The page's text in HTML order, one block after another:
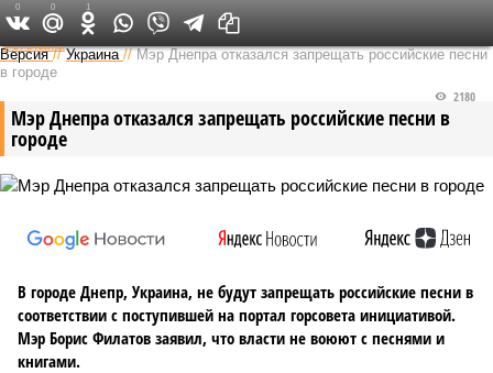
Федеральный выпуск
Версия //Украина //Мэр Днепра отказался запрещать российские песни
в городе
Мэр Днепра отказался запрещать российские песни в
городе
2180
В городе Днепр, Украина, не будут запрещать российские песни в
соответствии с поступившей на портал горсовета инициативой.
Мэр Борис Филатов заявил, что власти не воюют с песнями и
книгами.
0 0 1